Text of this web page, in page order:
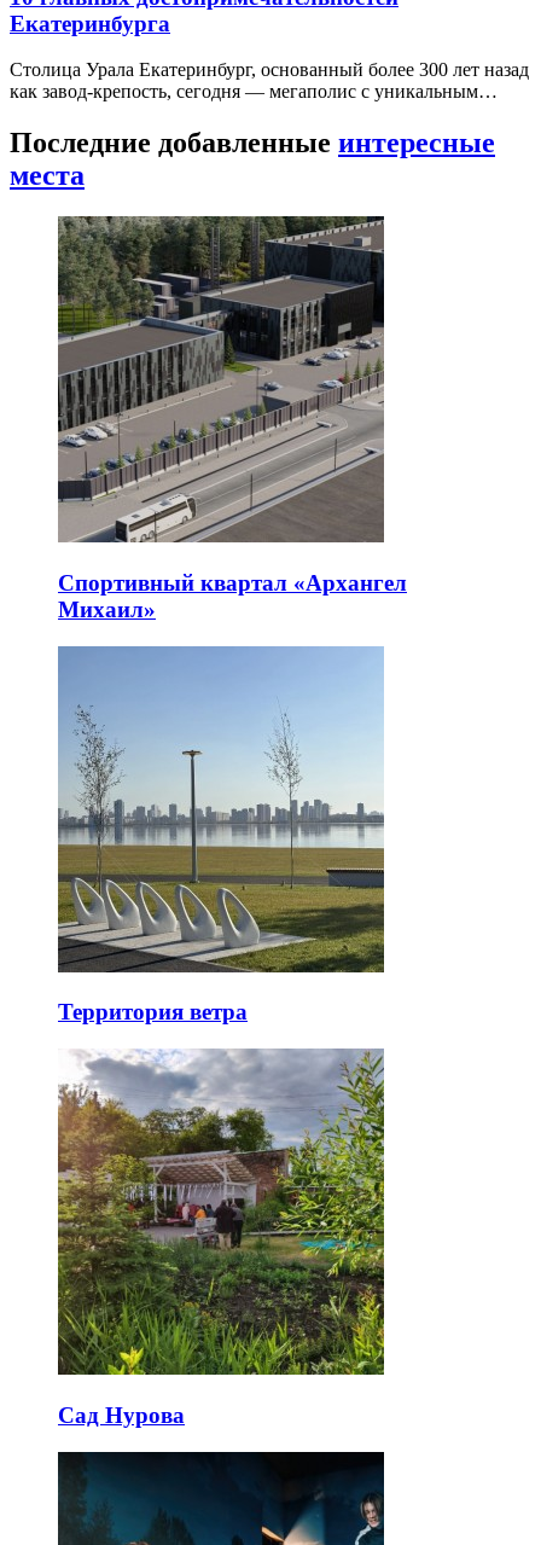
Екатеринбурга
Столица Урала Екатеринбург, основанный более 300 лет назад
как завод-крепость, сегодня — мегаполис с уникальным…
Последние добавленные интересные
места
Спортивный квартал «Архангел
Михаил»
Территория ветра
Сад Нурова